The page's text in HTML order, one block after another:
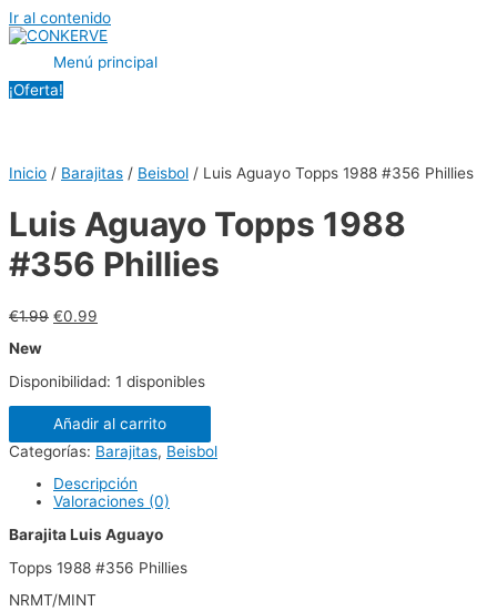
Ir al contenido
Menú principal
¡Oferta!
Inicio / Barajitas / Beisbol / Luis Aguayo Topps 1988 #356 Phillies
Luis Aguayo Topps 1988
#356 Phillies
€1.99 €0.99
New
Disponibilidad: 1 disponibles
Añadir al carrito
Categorías: Barajitas, Beisbol
Descripción
Valoraciones (0)
Barajita Luis Aguayo
Topps 1988 #356 Phillies
NRMT/MINT